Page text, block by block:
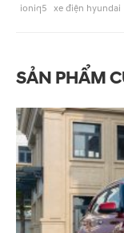
ioniq5 xe điện hyundai
SẢN PHẨM